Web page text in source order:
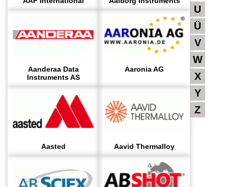
Aanderaa Data
Instruments AS
Aaronia AG
Aasted Aavid Thermalloy
U
Ü
V
W
X
Y
Z